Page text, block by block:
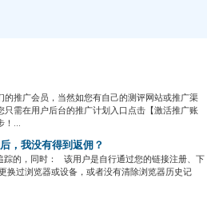
推广会员，当然如您有自己的测评网站或推广渠
需在用户后台的推广计划入口点击【激活推广账
！...
，我没有得到返佣？
的，同时： 该用户是自行通过您的链接注册、下
换过浏览器或设备，或者没有清除浏览器历史记